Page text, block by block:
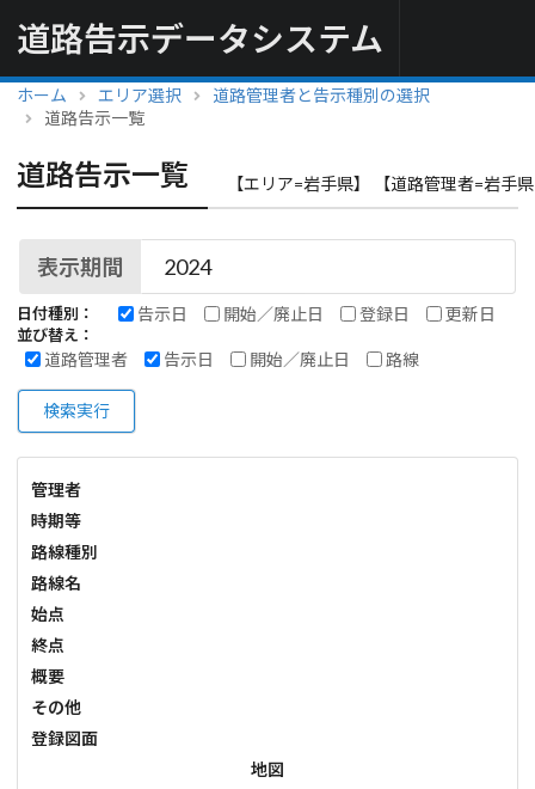
道路告示データシステム
ホーム エリア選択
道路管理者と告示種別の選択
道路告示一覧
道路告示一覧 【エリア=岩手県】 【道路管理者=岩手
表示期間
日付種別： 告示日 開始／廃止日 登録日 更新日
並び替え：
道路管理者 告示日 開始／廃止日 路線
検索実行
管理者
時期等
路線種別
路線名
始点
終点
概要
その他
登録図面
地図